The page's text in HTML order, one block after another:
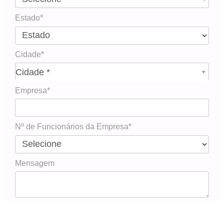
Estado*
Cidade*
Cidade *
Cidade*
Empresa*
Nº de Funcionários da Empresa*
Mensagem